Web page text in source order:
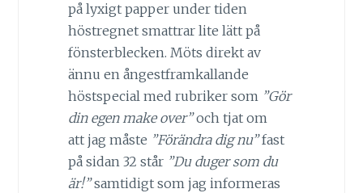
på lyxigt papper under tiden
höstregnet smattrar lite lätt på
fönsterblecken. Möts direkt av
ännu en ångestframkallande
höstspecial med rubriker som”Gör
din egen make over”och tjat om
att jag måste ”Förändra dig nu”fast
på sidan 32 står ”Du duger som du
är!”samtidigt som jag informeras